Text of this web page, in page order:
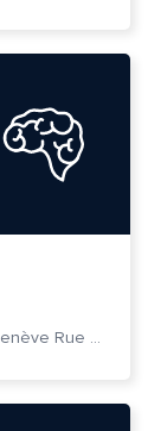
Cité des Métiers du Grand Genève Rue Prévost-Martin 6 1205 Genève